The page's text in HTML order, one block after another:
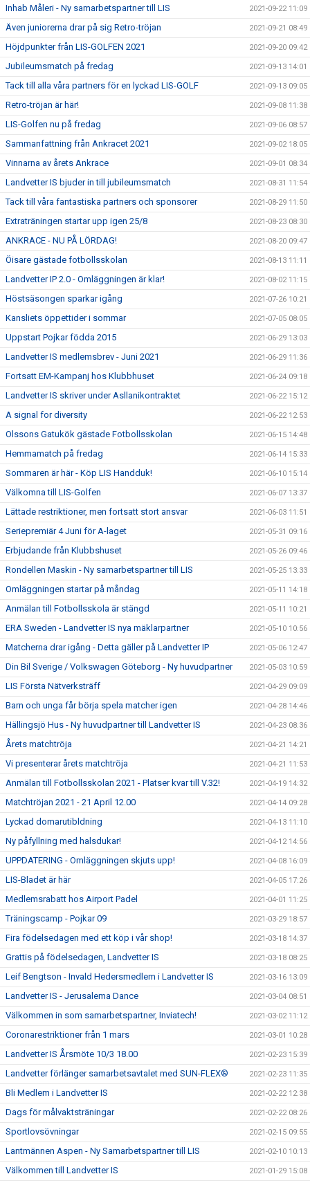
Inhab Måleri - Ny samarbetspartner till LIS 2021-09-22 11:09
Även juniorerna drar på sig Retro-tröjan 2021-09-21 08:49
Höjdpunkter från LIS-GOLFEN 2021 2021-09-20 09:42
Jubileumsmatch på fredag 2021-09-13 14:01
Tack till alla våra partners för en lyckad LIS-GOLF 2021-09-13 09:05
Retro-tröjan är här! 2021-09-08 11:38
LIS-Golfen nu på fredag 2021-09-06 08:57
Sammanfattning från Ankracet 2021 2021-09-02 18:05
Vinnarna av årets Ankrace 2021-09-01 08:34
Landvetter IS bjuder in till jubileumsmatch 2021-08-31 11:54
Tack till våra fantastiska partners och sponsorer 2021-08-29 11:50
Extraträningen startar upp igen 25/8 2021-08-23 08:30
ANKRACE - NU PÅ LÖRDAG! 2021-08-20 09:47
Öisare gästade fotbollsskolan 2021-08-13 11:11
Landvetter IP 2.0 - Omläggningen är klar! 2021-08-02 11:15
Höstsäsongen sparkar igång 2021-07-26 10:21
Kansliets öppettider i sommar 2021-07-05 08:05
Uppstart Pojkar födda 2015 2021-06-29 13:03
Landvetter IS medlemsbrev - Juni 2021 2021-06-29 11:36
Fortsatt EM-Kampanj hos Klubbhuset 2021-06-24 09:18
Landvetter IS skriver under Asllanikontraktet 2021-06-22 15:12
A signal for diversity 2021-06-22 12:53
Olssons Gatukök gästade Fotbollsskolan 2021-06-15 14:48
Hemmamatch på fredag 2021-06-14 15:33
Sommaren är här - Köp LIS Handduk! 2021-06-10 15:14
Välkomna till LIS-Golfen 2021-06-07 13:37
Lättade restriktioner, men fortsatt stort ansvar 2021-06-03 11:51
Seriepremiär 4 Juni för A-laget 2021-05-31 09:16
Erbjudande från Klubbshuset 2021-05-26 09:46
Rondellen Maskin - Ny samarbetspartner till LIS 2021-05-25 13:33
Omläggningen startar på måndag 2021-05-11 14:18
Anmälan till Fotbollsskola är stängd 2021-05-11 10:21
ERA Sweden - Landvetter IS nya mäklarpartner 2021-05-10 10:56
Matcherna drar igång - Detta gäller på Landvetter IP 2021-05-06 12:47
Din Bil Sverige / Volkswagen Göteborg - Ny huvudpartner 2021-05-03 10:59
LIS Första Nätverksträff 2021-04-29 09:09
Barn och unga får börja spela matcher igen 2021-04-28 14:46
Hällingsjö Hus - Ny huvudpartner till Landvetter IS 2021-04-23 08:36
Årets matchtröja 2021-04-21 14:21
Vi presenterar årets matchtröja 2021-04-21 11:53
Anmälan till Fotbollsskolan 2021 - Platser kvar till V.32! 2021-04-19 14:32
Matchtröjan 2021 - 21 April 12.00 2021-04-14 09:28
Lyckad domarutibldning 2021-04-13 11:10
Ny påfyllning med halsdukar! 2021-04-12 14:56
UPPDATERING - Omläggningen skjuts upp! 2021-04-08 16:09
LIS-Bladet är här 2021-04-05 17:26
Medlemsrabatt hos Airport Padel 2021-04-01 11:25
Träningscamp - Pojkar 09 2021-03-29 18:57
Fira födelsedagen med ett köp i vår shop! 2021-03-18 14:37
Grattis på födelsedagen, Landvetter IS 2021-03-18 08:25
Leif Bengtson - Invald Hedersmedlem i Landvetter IS 2021-03-16 13:09
Landvetter IS - Jerusalema Dance 2021-03-04 08:51
Välkommen in som samarbetspartner, Inviatech! 2021-03-02 11:12
Coronarestriktioner från 1 mars 2021-03-01 10:28
Landvetter IS Årsmöte 10/3 18.00 2021-02-23 15:39
Landvetter förlänger samarbetsavtalet med SUN-FLEX® 2021-02-23 11:35
Bli Medlem i Landvetter IS 2021-02-22 12:38
Dags för målvaktsträningar 2021-02-22 08:26
Sportlovsövningar 2021-02-15 09:55
Lantmännen Aspen - Ny Samarbetspartner till LIS 2021-02-10 10:13
Välkommen till Landvetter IS 2021-01-29 15:08